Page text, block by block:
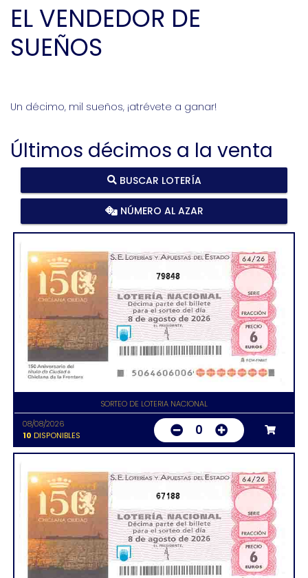
EL VENDEDOR DE
SUEÑOS
Un décimo, mil sueños, ¡atrévete a ganar!
Últimos décimos a la venta
BUSCAR LOTERÍA
NÚMERO AL AZAR
79848
SORTEO DE LOTERIA NACIONAL
08/08/2026
10 DISPONIBLES 0
67188